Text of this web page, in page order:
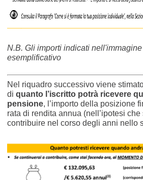
N.B. Gli importi indicati
esemplificativo
Nel riquadro successivo viene
di quanto l’iscritto potrà ricevere
pensione, l’importo della posizione
rata di rendita annua (nell’ipotesi
contribuire nel corso degli anni nello